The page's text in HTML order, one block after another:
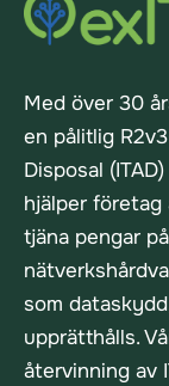
Med över 30
en pålitlig
Disposal
hjälper
tjäna pengar
som
upprätthålls.
återvinning av